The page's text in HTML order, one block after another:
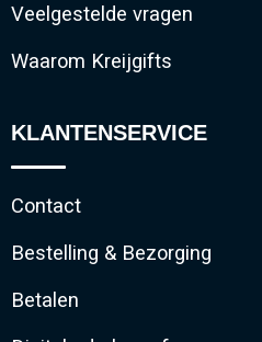
Veelgestelde vragen
Waarom Kreijgifts
KLANTENSERVICE
Contact
Bestelling & Bezorging
Betalen